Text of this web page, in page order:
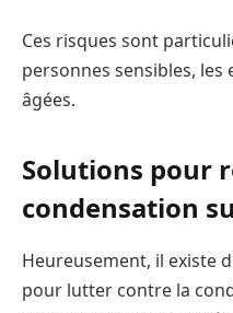
Ces risques sont
personnes sensibles,
âgées.
Solutions pour
condensation
Heureusement, il existe
pour lutter contre la